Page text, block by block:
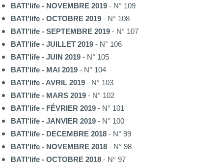
BATI'life - NOVEMBRE 2019 - N° 109
BATI'life - OCTOBRE 2019 - N° 108
BATI'life - SEPTEMBRE 2019 - N° 107
BATI'life - JUILLET 2019 - N° 106
BATI'life - JUIN 2019 - N° 105
BATI'life - MAI 2019 - N° 104
BATI'life - AVRIL 2019 - N° 103
BATI'life - MARS 2019 - N° 102
BATI'life - FÉVRIER 2019 - N° 101
BATI'life - JANVIER 2019 - N° 100
BATI'life - DECEMBRE 2018 - N° 99
BATI'life - NOVEMBRE 2018 - N° 98
BATI'life - OCTOBRE 2018 - N° 97